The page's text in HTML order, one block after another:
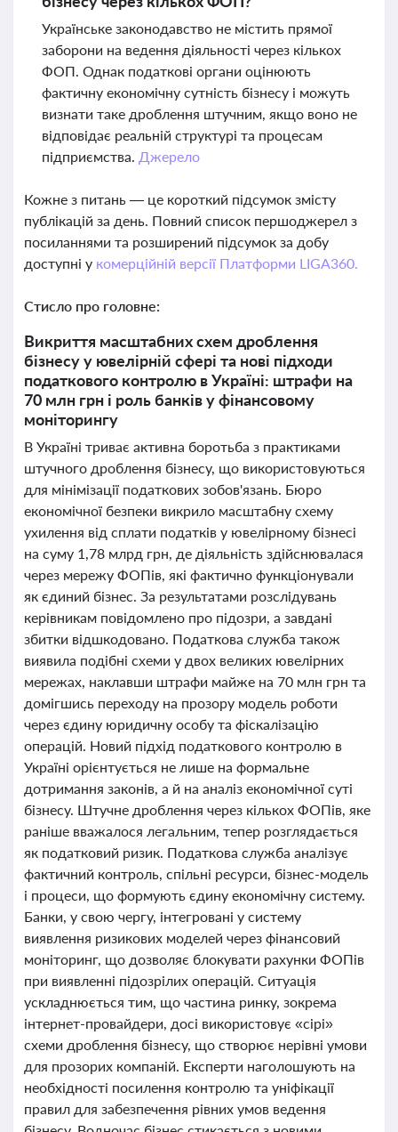
Українське законодавство не містить прямої
заборони на ведення діяльності через кількох
ФОП. Однак податкові органи оцінюють
фактичну економічну сутність бізнесу і можуть
визнати таке дроблення штучним, якщо воно не
відповідає реальній структурі та процесам
підприємства. Джерело
Кожне з питань — це короткий підсумок змісту
публікацій за день. Повний список першоджерел з
посиланнями та розширений підсумок за добу
доступні у комерційній версії Платформи LIGA360.
Стисло про головне:
Викриття масштабних схем дроблення
бізнесу у ювелірній сфері та нові підходи
податкового контролю в Україні: штрафи на
70 млн грн і роль банків у фінансовому
моніторингу
В Україні триває активна боротьба з практиками
штучного дроблення бізнесу, що використовуються
для мінімізації податкових зобов'язань. Бюро
економічної безпеки викрило масштабну схему
ухилення від сплати податків у ювелірному бізнесі
на суму 1,78 млрд грн, де діяльність здійснювалася
через мережу ФОПів, які фактично функціонували
як єдиний бізнес. За результатами розслідувань
керівникам повідомлено про підозри, а завдані
збитки відшкодовано. Податкова служба також
виявила подібні схеми у двох великих ювелірних
мережах, наклавши штрафи майже на 70 млн грн та
домігшись переходу на прозору модель роботи
через єдину юридичну особу та фіскалізацію
операцій. Новий підхід податкового контролю в
Україні орієнтується не лише на формальне
дотримання законів, а й на аналіз економічної суті
бізнесу. Штучне дроблення через кількох ФОПів, яке
раніше вважалося легальним, тепер розглядається
як податковий ризик. Податкова служба аналізує
фактичний контроль, спільні ресурси, бізнес-модель
і процеси, що формують єдину економічну систему.
Банки, у свою чергу, інтегровані у систему
виявлення ризикових моделей через фінансовий
моніторинг, що дозволяє блокувати рахунки ФОПів
при виявленні підозрілих операцій. Ситуація
ускладнюється тим, що частина ринку, зокрема
інтернет-провайдери, досі використовує «сірі»
схеми дроблення бізнесу, що створює нерівні умови
для прозорих компаній. Експерти наголошують на
необхідності посилення контролю та уніфікації
правил для забезпечення рівних умов ведення